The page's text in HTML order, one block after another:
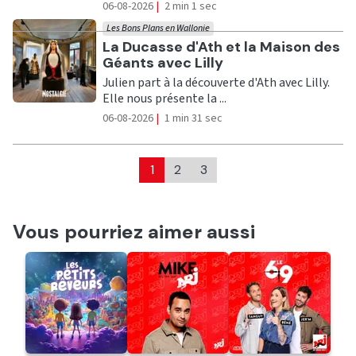
06-08-2026 | 2 min 1 sec
Ecouter
La Ducasse d'Ath et la Maison des
Géants avec Lilly
Les Bons Plans en Wallonie
Julien part à la découverte d'Ath avec Lilly.
Elle nous présente la ...
06-08-2026 | 1 min 31 sec
1 2 3
Vous pourriez aimer aussi